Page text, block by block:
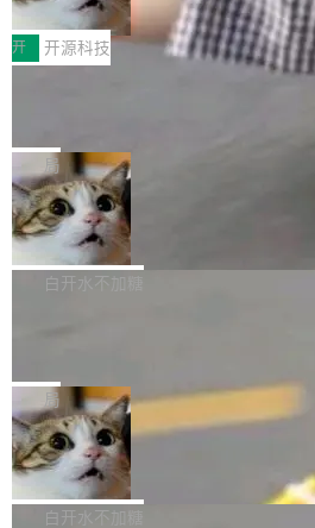
变体：Switchable...
那个创业公司。不同的是，这次它构建
lare Workers 上——我花了九年时间搭
——并且深度集成了 AI。这基本上是我
数据库，按名称寻址，复制到你自己的
存储库里。节点之间只通过这个存储
没有控制平面，没有共识协议。每个对
个小型数据库，应用天然按分片构建，
库的竞争和爆炸半径问题在设计层面就
了。 闲置的 cell 会休眠到几乎不占资
l 迁移或唤醒时，新宿主从 S3 恢复
库继续执行。存储库是持久化的唯一真
性能、流畅双第一，三星Galaxy Z
新折叠缺席
2026年7月的手机市场，由于存储等硬
增，手机厂商的日子也不好过啊，新机
放缓，因此硝烟味淡了许多。新机参数
高价的三星折叠（三星Galaxy Z Fold8
Fold8 / Z Flip8）外，其余要么是中低
例如iQOO Z11i、REDMI Note 17、
te 17 Pro、OPPO K15，要么是vivo
样的次旗舰。 Galaxy Z Fold8 Ultra /
Z Flip8三款折叠屏新机均在7月22日发
部搭载骁龙8 Elite Gen5 for Galaxy，
开 开源科技
Zed 编辑器团队发布了新项目
个在 git commit 之间记录每一次编辑
本控制系统。目前处于 Early Access
ltaDB 的核心思路直接写在 landing
眼的位置：「Software is made
mits」——软件是在 commit 之间写出
是把这段空隙补上。 回退到任何一次编
aDB 捕获 commit 之间的每一次操作，
局
SpaceXAI 单季资本开支达 183 亿美
根据风险投资人Tomer Tunguz 博客（
析）披露的最新分析与第二季度业绩报
微软同期总资本开支的四成。 与亚马逊
bet、微软以及 Meta 等传统科技巨头相
ceXAI的资金消耗速度尤为引人瞩目。然
撑庞大支出的资金来源却呈现出截然不
貌。数据显示，微软和 Meta 主要依托
白开水不加糖
一个在终端里运行的编程 agent；Muse
1.2，驱动这个 agent 的新模型。一句话
你可以用 curl -fsSL https://
sh | bash 安装一个能在大项目里自动
代码、验证结果的 AI 终端工具。 据介
局
美团开源 LoHoSearch，用知识图谱
准 AI 能力认知
机器出题的前提，是让机器拥有全局视
构建流程可以分为四个环节：建图 → 控
白开水不加糖